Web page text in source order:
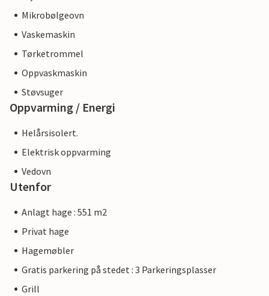
Mikrobølgeovn
Vaskemaskin
Tørketrommel
Oppvaskmaskin
Støvsuger
Oppvarming / Energi
Helårsisolert.
Elektrisk oppvarming
Vedovn
Utenfor
Anlagt hage : 551 m2
Privat hage
Hagemøbler
Gratis parkering på stedet : 3 Parkeringsplasser
Grill